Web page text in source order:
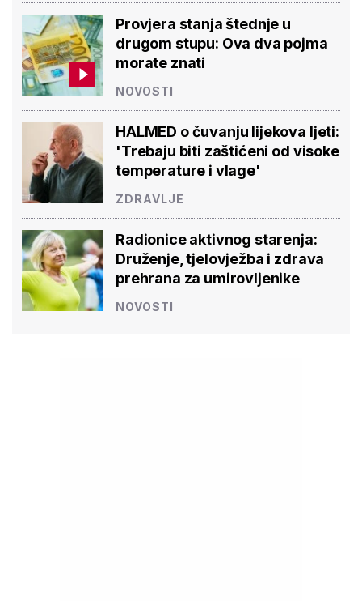
Provjera stanja štednje u
drugom stupu: Ova dva pojma
morate znati
NOVOSTI
HALMED o čuvanju lijekova ljeti:
'Trebaju biti zaštićeni od visoke
temperature i vlage'
ZDRAVLJE
Radionice aktivnog starenja:
Druženje, tjelovježba i zdrava
prehrana za umirovljenike
NOVOSTI